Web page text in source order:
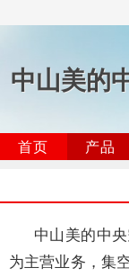
中山美的
首页 产品
中山美的中
为主营业务，集